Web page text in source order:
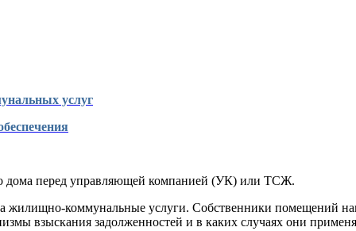
услуг
дома перед управляющей компанией (УК) или ТСЖ.
жилищно-коммунальные услуги. Собственники помещений
взыскания задолженностей и в каких случаях они